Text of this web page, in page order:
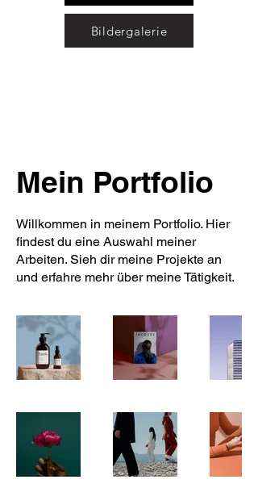
Bildergalerie
Mein Portfolio
Willkommen in meinem Portfolio. Hier
findest du eine Auswahl meiner
Arbeiten. Sieh dir meine Projekte an
und erfahre mehr über meine Tätigkeit.